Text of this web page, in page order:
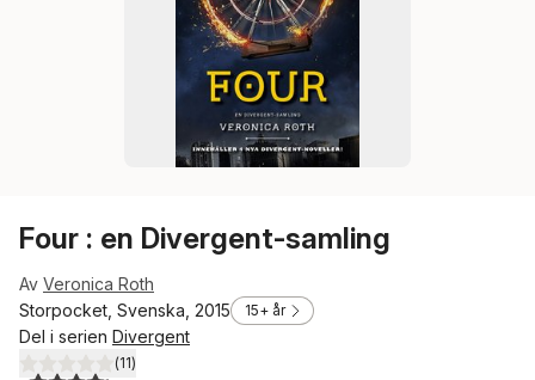
Four : en Divergent-samling
Av Veronica Roth
Storpocket, Svenska, 2015
15+ år
Del i serien Divergent
4,2utav 5 stjärnor. Totalt antal röster:
(11)